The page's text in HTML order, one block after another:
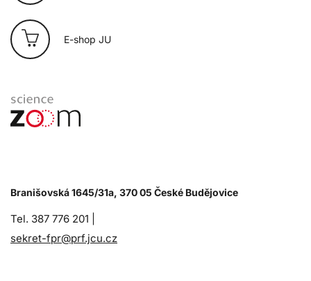
E-shop JU
Branišovská 1645/31a, 370 05 České Budějovice
Tel. 387 776 201 |
sekret-fpr@prf.jcu.cz